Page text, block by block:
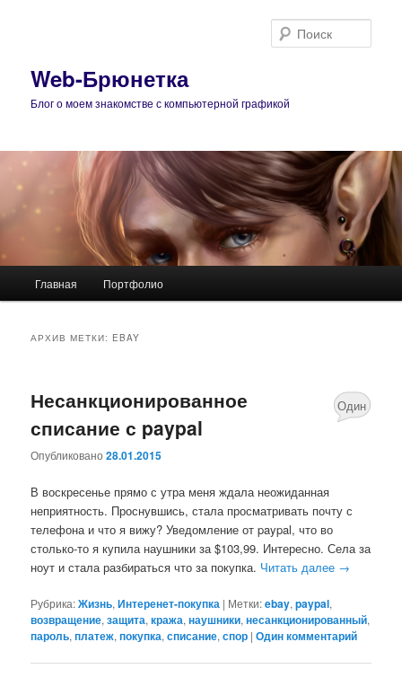
Web-Брюнетка
Блог о моем знакомстве с компьютерной графикой
Перейти
содержимому
Перейти
содержимому
Главная Портфолио
АРХИВ МЕТКИ: EBAY
Несанкционированное
списание с paypal
Опубликовано28.01.2015
Один
В воскресенье прямо с утра меня ждала неожиданная
неприятность. Проснувшись, стала просматривать почту с
телефона и что я вижу? Уведомление от paypal, что во
столько-то я купила наушники за $103,99. Интересно. Села за
ноут и стала разбираться что за покупка. Читать далее →
Рубрика:Жизнь,Интеренет-покупка | Метки:ebay,paypal,
возвращение,защита,кража,наушники,несанкционированный,
пароль,платеж,покупка,списание,спор |Один комментарий